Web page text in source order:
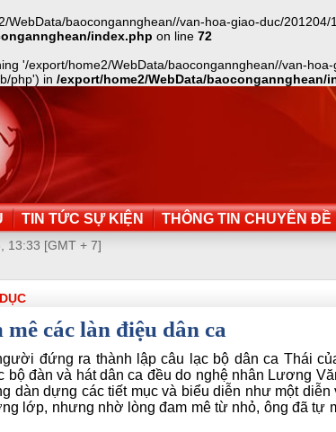
WebData/baocongannghean//van-hoa-giao-duc/
index.php on line 72
'/export/home2/WebData/baocongannghean//van-
php') in /export/home2/WebData/baocongannghean/
TIN TỨC SỰ KIỆN THÔNG TIN CHUYÊN ĐỀ
13:33 [GMT + 7]
các làn điệu dân ca
đứng ra thành lập câu lạc bộ dân ca Thái
bộ đàn và hát dân ca đều do nghệ nhân Lương
dàn dựng các tiết mục và biểu diễn như một
lớp, nhưng nhờ lòng đam mê từ nhỏ, ông đã tự